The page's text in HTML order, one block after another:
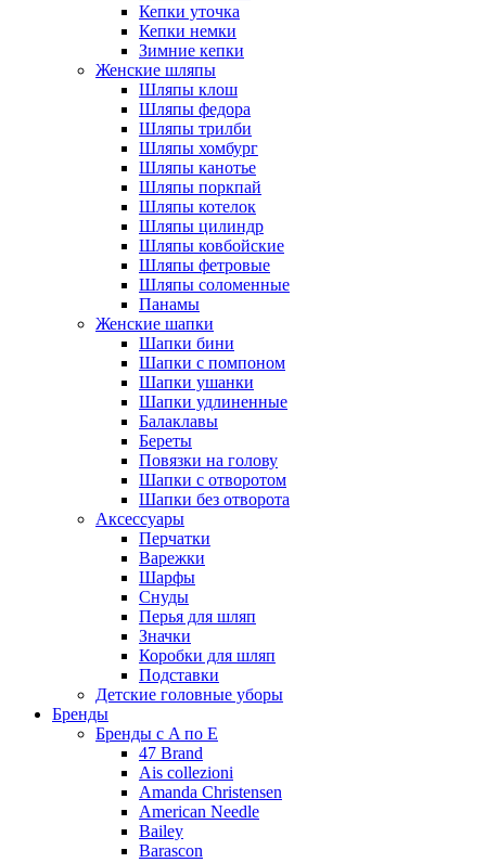
Кепки уточка
Кепки немки
Зимние кепки
Женские шляпы
Шляпы клош
Шляпы федора
Шляпы трилби
Шляпы хомбург
Шляпы канотье
Шляпы поркпай
Шляпы котелок
Шляпы цилиндр
Шляпы ковбойские
Шляпы фетровые
Шляпы соломенные
Панамы
Женские шапки
Шапки бини
Шапки с помпоном
Шапки ушанки
Шапки удлиненные
Балаклавы
Береты
Повязки на голову
Шапки с отворотом
Шапки без отворота
Аксессуары
Перчатки
Варежки
Шарфы
Снуды
Перья для шляп
Значки
Коробки для шляп
Подставки
Детские головные уборы
Бренды
Бренды с A по E
47 Brand
Ais collezioni
Amanda Christensen
American Needle
Bailey
Barascon